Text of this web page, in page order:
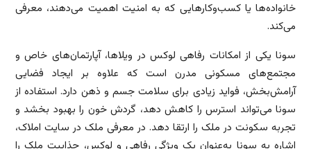
خانواده‌ها یا کسب‌وکارهایی که به امنیت اهمیت می‌دهند، معرفی
می‌کند.
سونا یکی از امکانات رفاهی لوکس در ویلاها، آپارتمان‌های خاص و
مجتمع‌های مسکونی مدرن است که علاوه بر ایجاد فضایی
آرامش‌بخش، فواید زیادی برای سلامت جسم و ذهن دارد. استفاده از
سونا می‌تواند استرس را کاهش دهد، گردش خون را بهبود بخشد و
تجربه سکونت در ملک را ارتقا دهد. در معرفی ملک در سایت املاک،